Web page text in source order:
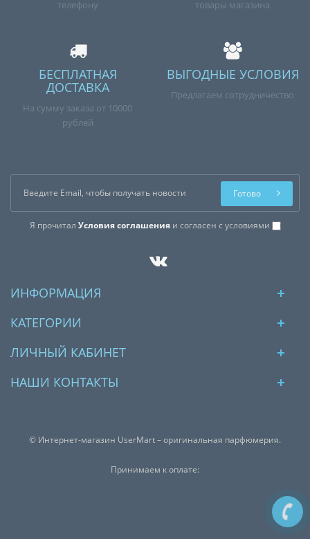
телефону
товары магазина
БЕСПЛАТНАЯ
ДОСТАВКА
На сумму заказа от 10000
рублей
ВЫГОДНЫЕ УСЛОВИЯ
Предлагаем сотрудничество
Я прочитал Условия соглашенияи согласен с условиями
Готово
ИНФОРМАЦИЯ
КАТЕГОРИИ
ЛИЧНЫЙ КАБИНЕТ
НАШИ КОНТАКТЫ
© Интернет-магазин UserMart – оригинальная парфюмерия.
Принимаем к оплате: